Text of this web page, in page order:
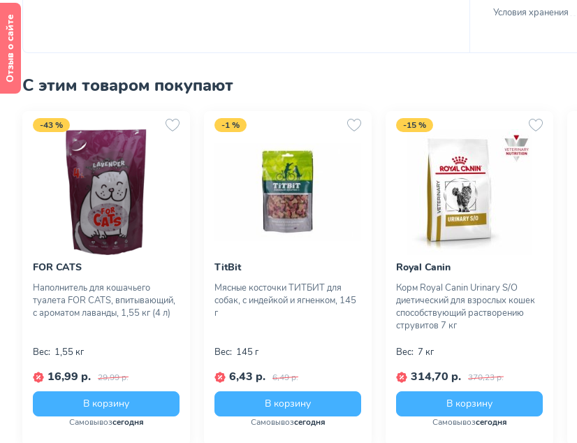
Условия хранения
С этим товаром покупают
-43 %
FOR CATS
Наполнитель для кошачьего
туалета FOR CATS, впитывающий,
с ароматом лаванды, 1,55 кг (4 л)
Вес: 1,55 кг
16,99 р. 29,99 р.
В корзину
Самовывозсегодня
-1 %
TitBit
Мясные косточки ТИТБИТ для
собак, с индейкой и ягненком, 145
г
Вес: 145 г
6,43 р. 6,49 р.
В корзину
Самовывозсегодня
-15 %
Royal Canin
Корм Royal Canin Urinary S/O
диетический для взрослых кошек
способствующий растворению
струвитов 7 кг
Вес: 7 кг
314,70 р. 370,23 р.
В корзину
Самовывозсегодня
Отзыв о сайте